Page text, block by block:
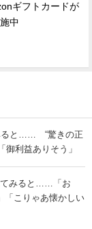
ギフトカードが
中
ると…… “驚きの正
御利益ありそう」
てみると……「お
「こりゃあ懐かしい